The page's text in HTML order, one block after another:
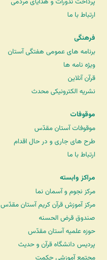
ارتباط با ما
فرهنگی
برنامه های عمومی هفتگی آستان
ویژه نامه ها
قرآن آنلاین
نشریه الکترونیکی محدث
موقوفات
موقوفات آستان مقدّس
طرح های جاری و در حال اقدام
ارتباط با ما
مراکز وابسته
مرکز نجوم و آسمان نما
مرکز آموزش قرآن کریم آستان مقدّس
صندوق قرض الحسنه
حوزه علمیه آستان مقدّس
پردیس دانشگاه قرآن و حدیث